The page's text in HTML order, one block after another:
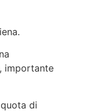
importante
di